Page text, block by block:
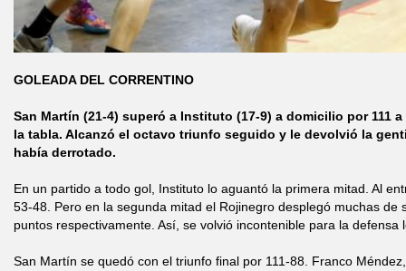
GOLEADA DEL CORRENTINO
San Martín (21-4) superó a Instituto (17-9) a domicilio por 111
la tabla. Alcanzó el octavo triunfo seguido y le devolvió la
había derrotado.
En un partido a todo gol, Instituto lo aguantó la primera mitad. Al
53-48. Pero en la segunda mitad el Rojinegro desplegó muchas de
puntos respectivamente. Así, se volvió incontenible para la defensa
San Martín se quedó con el triunfo final por 111-88. Franco